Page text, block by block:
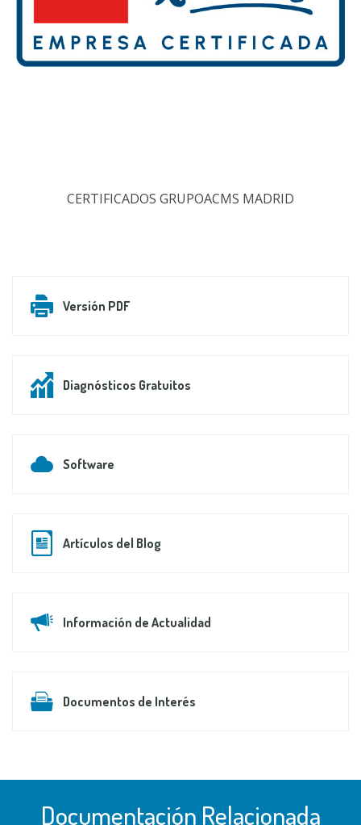
CERTIFICADOS GRUPOACMS MADRID
Versión PDF
Diagnósticos Gratuitos
Software
Artículos del Blog
Información de Actualidad
Documentos de Interés
Documentación Relacionada